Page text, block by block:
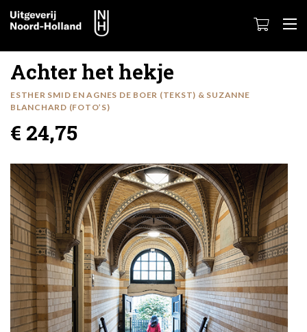
Achter het hekje
ESTHER SMID EN AGNES DE BOER (TEKST) & SUZANNE
BLANCHARD (FOTO’S)
€ 24,75